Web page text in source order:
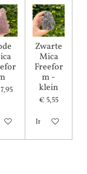
Zwarte
Mica
Freefor
m -
klein
€ 5,55
In winkelwagen